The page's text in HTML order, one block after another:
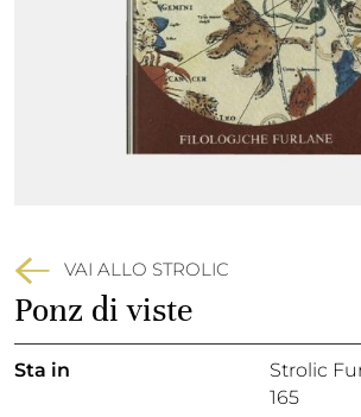
VAI ALLO STROLIC
Ponz di viste
Sta in Strolic
165